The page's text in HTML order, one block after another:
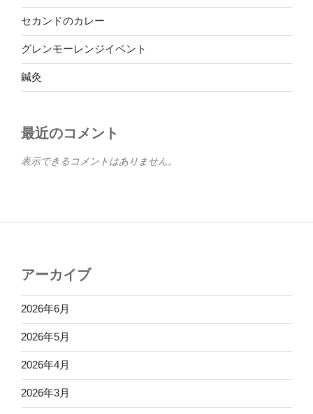
セカンドのカレー
グレンモーレンジイベント
鍼灸
最近のコメント
表示できるコメントはありません。
アーカイブ
2026年6月
2026年5月
2026年4月
2026年3月